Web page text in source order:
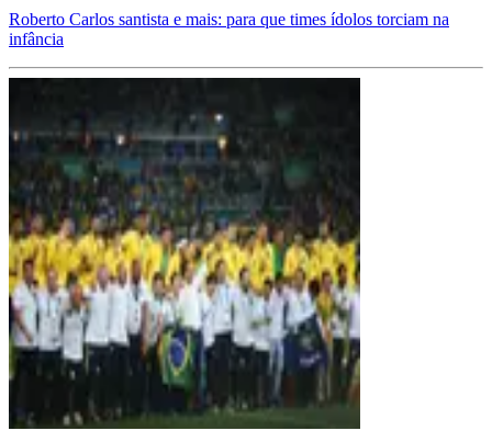
Roberto Carlos santista e mais: para que times ídolos torciam na
infância